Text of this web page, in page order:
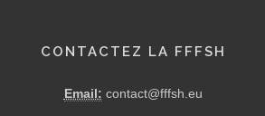
CONTACTEZ LA FFFSH
Email: contact@fffsh.eu